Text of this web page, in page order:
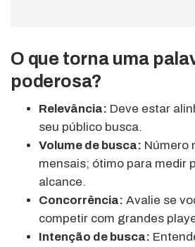
O que torna uma
poderosa?
Relevância: Deve estar
seu público busca.
Volume de busca: Número
mensais; ótimo para medir
alcance.
Concorrência: Avalie se
competir com grandes
Intenção de busca: